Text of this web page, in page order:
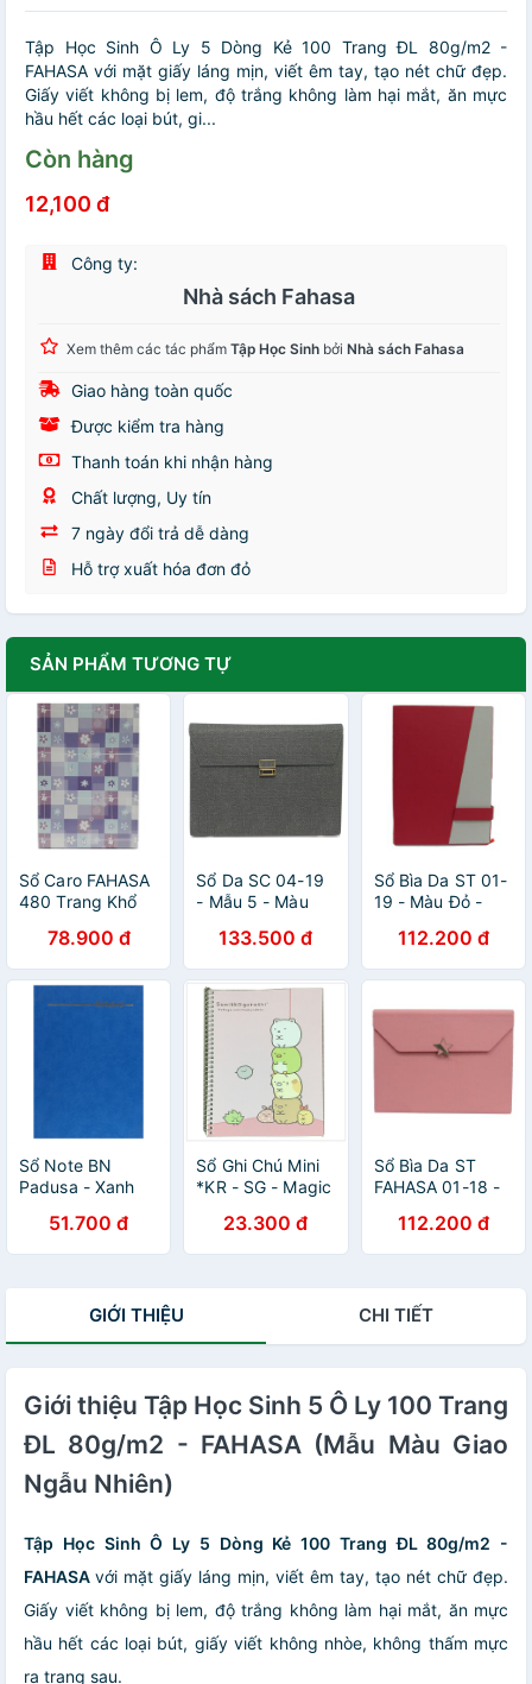
Tập Học Sinh Ô Ly 5 Dòng Kẻ 100 Trang ĐL 80g/m2 -
FAHASA với mặt giấy láng mịn, viết êm tay, tạo nét chữ đẹp.
Giấy viết không bị lem, độ trắng không làm hại mắt, ăn mực
hầu hết các loại bút, gi...
Còn hàng
12,100 đ
Công ty:
Nhà sách Fahasa
Xem thêm các tác phẩm Tập Học Sinh bởi Nhà sách Fahasa
Giao hàng toàn quốc
Được kiểm tra hàng
Thanh toán khi nhận hàng
Chất lượng, Uy tín
7 ngày đổi trả dễ dàng
Hỗ trợ xuất hóa đơn đỏ
SẢN PHẨM TƯƠNG TỰ
Sổ Caro FAHASA
480 Trang Khổ
78.900 đ
Sổ Da SC 04-19
- Mẫu 5 - Màu
133.500 đ
Sổ Bìa Da ST 01-
19 - Màu Đỏ -
112.200 đ
Sổ Note BN
Padusa - Xanh
51.700 đ
Sổ Ghi Chú Mini
*KR - SG - Magic
Nhạt23.300 đ
Sổ Bìa Da ST
FAHASA 01-18 -
112.200 đ
GIỚI THIỆU CHI TIẾT
Giới thiệu Tập Học Sinh 5 Ô Ly 100 Trang
ĐL 80g/m2 - FAHASA (Mẫu Màu Giao
Ngẫu Nhiên)
Tập Học Sinh Ô Ly 5 Dòng Kẻ 100 Trang ĐL 80g/m2 -
FAHASA với mặt giấy láng mịn, viết êm tay, tạo nét chữ đẹp.
Giấy viết không bị lem, độ trắng không làm hại mắt, ăn mực
hầu hết các loại bút, giấy viết không nhòe, không thấm mực
ra trang sau.